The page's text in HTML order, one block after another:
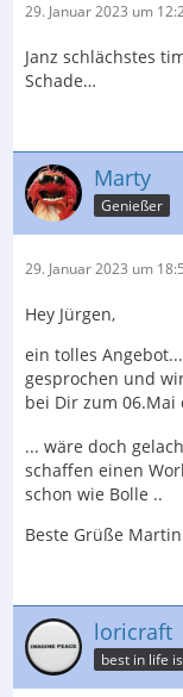
29. Januar 2023 um
Janz schlächstes
Schade…
Marty
Genießer
29. Januar 2023 um
Hey Jürgen,
ein tolles
gesprochen und
bei Dir zum 06.Mai
... wäre doch
schaffen einen
schon wie Bolle ..
Beste Grüße Martin
loricraft
best in life